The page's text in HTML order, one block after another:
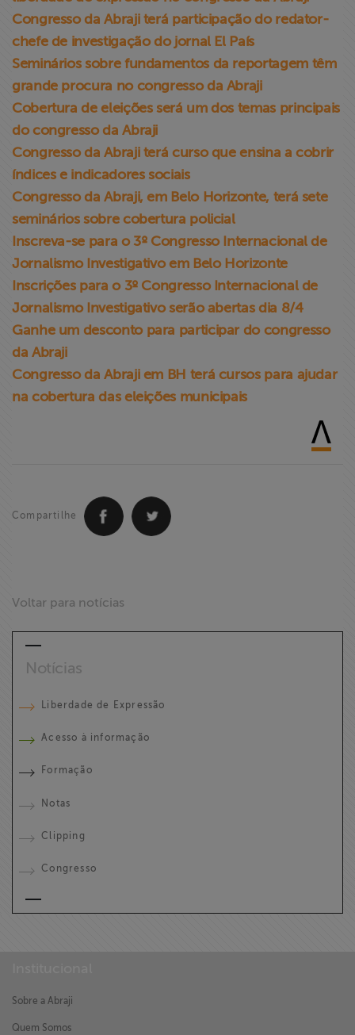
Congresso da Abraji terá participação do redator-
chefe de investigação do jornal El País
Seminários sobre fundamentos da reportagem têm
grande procura no congresso da Abraji
Cobertura de eleições será um dos temas principais
do congresso da Abraji
Congresso da Abraji terá curso que ensina a cobrir
índices e indicadores sociais
Congresso da Abraji, em Belo Horizonte, terá sete
seminários sobre cobertura policial
Inscreva-se para o 3º Congresso Internacional de
Jornalismo Investigativo em Belo Horizonte
Inscrições para o 3º Congresso Internacional de
Jornalismo Investigativo serão abertas dia 8/4
Ganhe um desconto para participar do congresso
da Abraji
Congresso da Abraji em BH terá cursos para ajudar
na cobertura das eleições municipais
Compartilhe
Voltar para notícias
Notícias
Liberdade de Expressão
Acesso à informação
Formação
Notas
Clipping
Congresso
Sobre a Abraji
Quem Somos